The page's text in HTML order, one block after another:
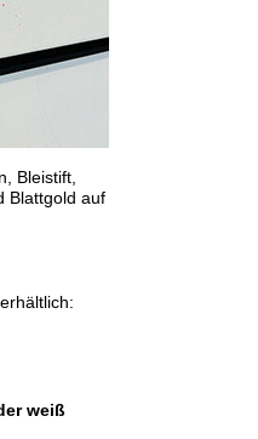
Bleistift,
Blattgold auf
weiß